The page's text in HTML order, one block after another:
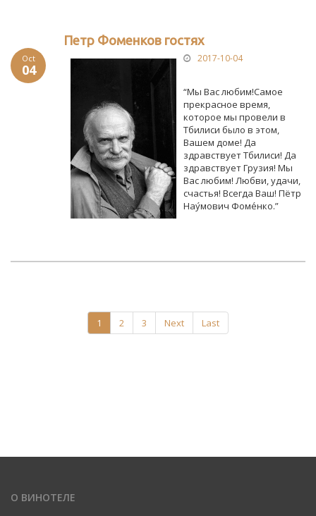
Oct
04
Петр Фоменков гостях
2017-10-04
“Мы Вас любим!Самое
прекрасное время,
которое мы провели в
Тбилиси было в этом,
Вашем доме! Да
здравствует Тбилиси! Да
здравствует Грузия! Мы
Вас любим! Любви, удачи,
счастья! Всегда Ваш! Пётр
Нау́мович Фоме́нко.”
1 2 3 Next Last
О ВИНОТЕЛЕ